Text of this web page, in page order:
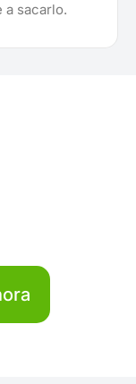
a sacarlo.